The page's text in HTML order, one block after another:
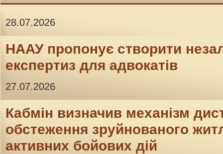
28.07.2026
НААУ пропонує створити
експертиз для адвокатів
27.07.2026
Кабмін визначив механізм
обстеження зруйнованого
активних бойових дій